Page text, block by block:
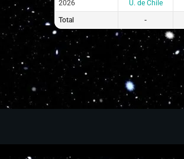
2026 U. de Chile
Total -